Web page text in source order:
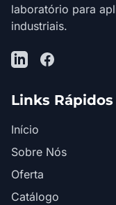
laboratório para
industriais.
LinkedInFacebook
Links Rápidos
Início
Sobre Nós
Oferta
Catálogo